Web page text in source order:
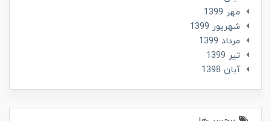
مهر 1399
شهریور 1399
مرداد 1399
تير 1399
آبان 1398